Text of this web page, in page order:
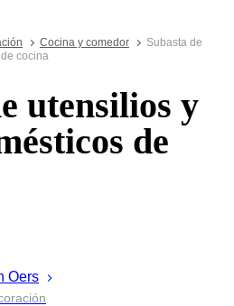
Cocina y comedor
Subasta de
cocina
utensilios y
de
Oers